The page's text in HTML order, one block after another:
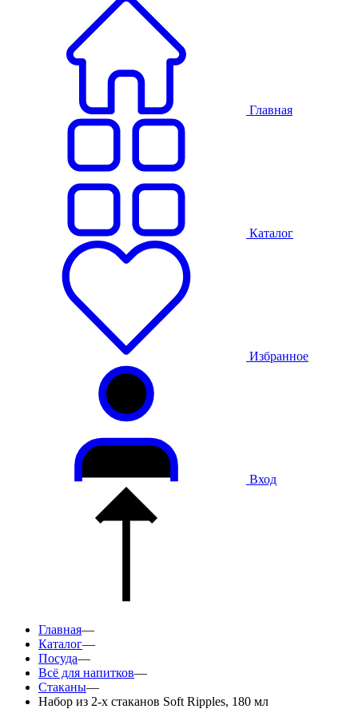
Главная
Каталог
Избранное
Вход
Главная—
Каталог—
Посуда—
Всё для напитков—
Стаканы—
Набор из 2-х стаканов Soft Ripples, 180 мл